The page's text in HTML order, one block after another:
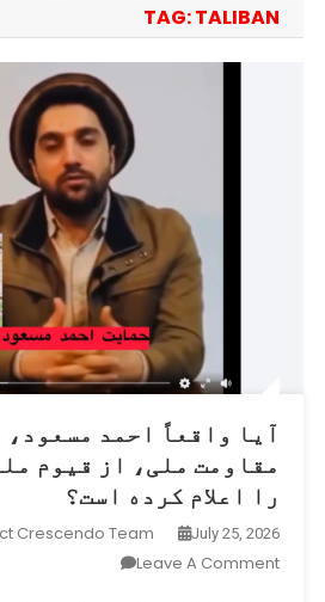
TAG:TALIBAN
آیا واقعاً احمد مسعود،
مقاومت ملی، از قیوم
را اعلام کرده است؟
July 25, 2026
Crescendo Team
Leave A Comment